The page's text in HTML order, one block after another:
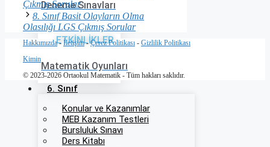
Deneme Sınavları
ETKİNLİKLER
Matematik Oyunları
6. Sınıf
Konular ve Kazanımlar
MEB Kazanım Testleri
Bursluluk Sınavı
Ders Kitabı
Çıkmış Sorular
8. Sınıf Basit Olayların Olma
Olasılığı LGS Çıkmış Sorular
Hakkımızda- İletişim-Çerez Politikası - Gizlilik Politikası
Kimin
© 2023-2026 Ortaokul Matematik - Tüm hakları saklıdır.